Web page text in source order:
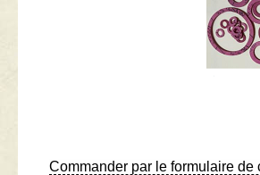
Commander par le formulaire de